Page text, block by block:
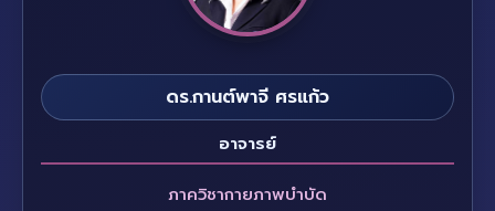
ดร.กานต์พาจี ศรแก้ว
อาจารย์
ภาควิชากายภาพบำบัด